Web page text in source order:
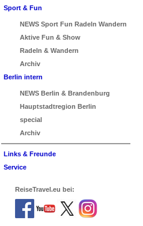
Sport & Fun
NEWS Sport Fun Radeln Wandern
Aktive Fun & Show
Radeln & Wandern
Archiv
Berlin intern
NEWS Berlin & Brandenburg
Hauptstadtregion Berlin
special
Archiv
Links & Freunde
Service
ReiseTravel.eu bei: